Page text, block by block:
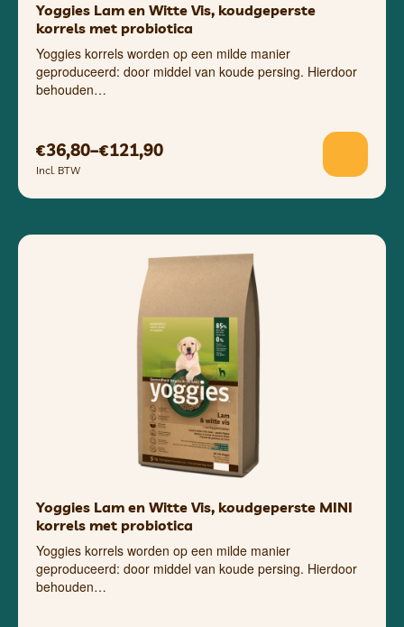
Yoggies Lam en Witte Vis, koudgeperste
korrels met probiotica
Yoggies korrels worden op een milde manier
geproduceerd: door middel van koude persing. Hierdoor
behouden…
€36,80–€121,90
Incl. BTW
Yoggies Lam en Witte Vis, koudgeperste MINI
korrels met probiotica
Yoggies korrels worden op een milde manier
geproduceerd: door middel van koude persing. Hierdoor
behouden…